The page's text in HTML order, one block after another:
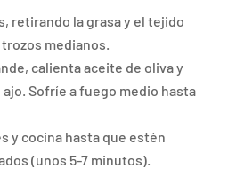
retirando la grasa y el tejido
medianos.
calienta aceite de oliva y
ajo. Sofríe a fuego medio hasta
y cocina hasta que estén
(unos 5-7 minutos).